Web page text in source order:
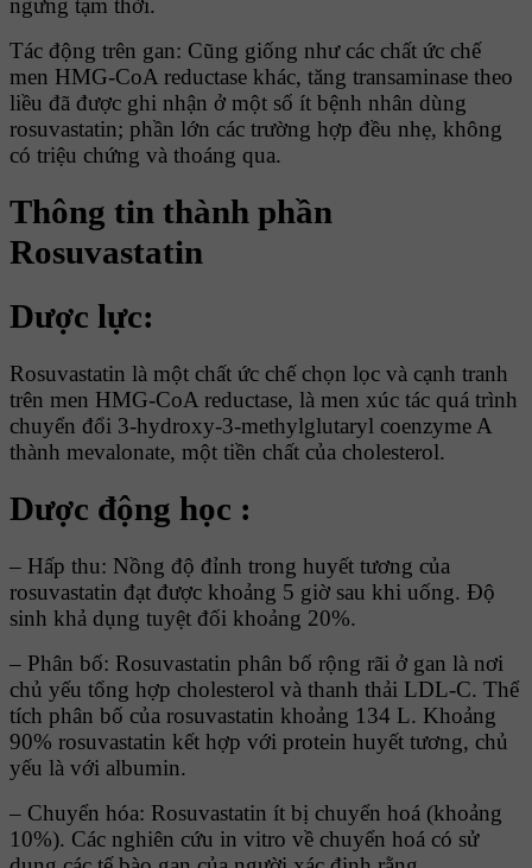
ngưng tạm thời.
Tác động trên gan: Cũng giống như các chất ức chế
men HMG-CoA reductase khác, tăng transaminase theo
liều đã được ghi nhận ở một số ít bệnh nhân dùng
rosuvastatin; phần lớn các trường hợp đều nhẹ, không
có triệu chứng và thoáng qua.
Thông tin thành phần
Rosuvastatin
Dược lực:
Rosuvastatin là một chất ức chế chọn lọc và cạnh tranh
trên men HMG-CoA reductase, là men xúc tác quá trình
chuyển đổi 3-hydroxy-3-methylglutaryl coenzyme A
thành mevalonate, một tiền chất của cholesterol.
Dược động học :
– Hấp thu: Nồng độ đỉnh trong huyết tương của
rosuvastatin đạt được khoảng 5 giờ sau khi uống. Ðộ
sinh khả dụng tuyệt đối khoảng 20%.
– Phân bố: Rosuvastatin phân bố rộng rãi ở gan là nơi
chủ yếu tổng hợp cholesterol và thanh thải LDL-C. Thể
tích phân bố của rosuvastatin khoảng 134 L. Khoảng
90% rosuvastatin kết hợp với protein huyết tương, chủ
yếu là với albumin.
– Chuyển hóa: Rosuvastatin ít bị chuyển hoá (khoảng
10%). Các nghiên cứu in vitro về chuyển hoá có sử